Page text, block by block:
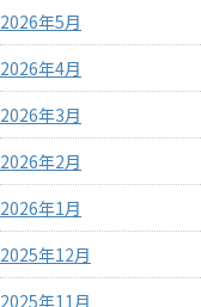
2026年5月
2026年4月
2026年3月
2026年2月
2026年1月
2025年12月
2025年11月